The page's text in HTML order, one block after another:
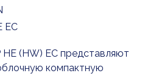
EC
(HW) EC представляют
компактную